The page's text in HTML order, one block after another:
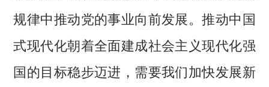
规律中推动党的事业向前发展。推动中国
式现代化朝着全面建成社会主义现代化强
国的目标稳步迈进，需要我们加快发展新